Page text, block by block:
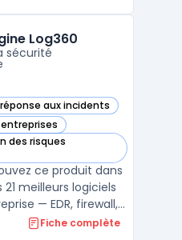
de contrôle,
tout en aidant les équipes de ...
Log360
sécurité
réponse aux incidents
dans cette catégorie
entreprisesdans cette catégorie
des risques
dans cette catégorie
ce produit dans
meilleurs logiciels
— EDR, firewall,
Fiche complète